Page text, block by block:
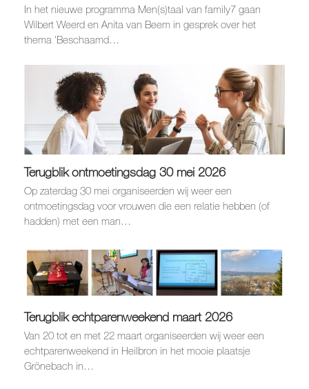
In het nieuwe programma Men(s)taal van family7 gaan
Wilbert Weerd en Anita van Beem in gesprek over het
thema 'Beschaamd…
Terugblik ontmoetingsdag 30 mei 2026
Op zaterdag 30 mei organiseerden wij weer een
ontmoetingsdag voor vrouwen die een relatie hebben (of
hadden) met een man…
Terugblik echtparenweekend maart 2026
Van 20 tot en met 22 maart organiseerden wij weer een
echtparenweekend in Heilbron in het mooie plaatsje
Grönebach in…